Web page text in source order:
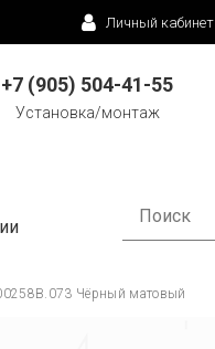
Личный кабинет
+7 (905) 504-41-55
Установка/монтаж
Чёрный матовый